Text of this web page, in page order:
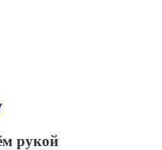
рукой